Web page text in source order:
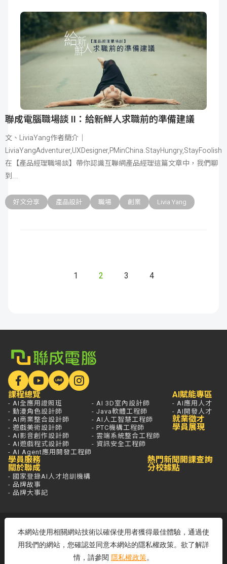
聯成電腦職場談 II：給新鮮人求職前的準備建議
文、LiviaYang作者簡介｜
LiviaYangAdventurer,UXDesigner,PMinChina.StayHungry,StayFoolish
在【產品經理職場談】帶你認識互聯網產品經理這篇文章中，我們聊
到
好文分享 產品設計 職場 創業 Livia Yang
1 2 3 4
課程總覽
- AI全應用證照班
- 動漫角色設計師
- AI商業整合設計師
- 遊戲美術設計師
- AI影音創作設計師
- AI遊戲程式設計師
- AI Agent應用開發工程師
- AI 3D室內設計師
- Java軟體工程師
- AI人工智慧工程師
- PTC機構工程師
- 雲端系統整合工程師
- 資訊安全工程師
AI賦能專區
- AI應用人才
- AI開發人才
就業徵才
學員展現
學員服務
關於聯成
- 國家登錄AI人才培訓機構
- 品牌故事
- 品牌大事記
熱門新聞
分校據點
開課查詢
免付費專線歡迎來電！
客服專線：0800-580-581
周一至五 09:00~18:00
本網站使用相關網站技術以確保使用者獲得最佳體驗，通過使
用我們的網站，您確認並同意本網站的隱私權政策。欲了解詳
情，請參閱 隱私權政策。